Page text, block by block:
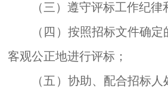
（三）遵守评标工作纪律
（四）按照招标文件确定
客观公正地进行评标；
（五）协助、配合招标